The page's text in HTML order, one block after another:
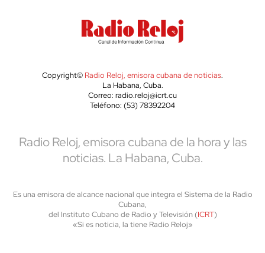
Copyright© Radio Reloj, emisora cubana de noticias.
La Habana, Cuba.
Correo: radio.reloj@icrt.cu
Teléfono: (53) 78392204
Radio Reloj, emisora cubana de la hora y las
noticias. La Habana, Cuba.
Es una emisora de alcance nacional que integra el Sistema de la Radio
Cubana,
del Instituto Cubano de Radio y Televisión (ICRT)
«Si es noticia, la tiene Radio Reloj»